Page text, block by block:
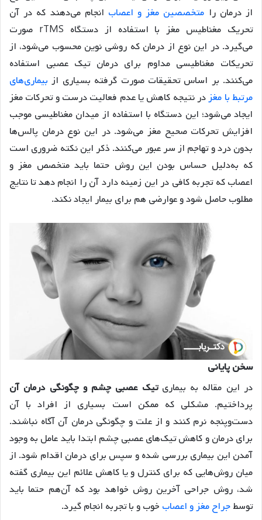
از درمان را متخصصین مغز و اعصاب انجام می‌دهند که در آن
تحریک مغناطیس مغز با استفاده از دستگاه rTMS صورت
می‌گیرد. در این نوع از درمان که روشی نوین محسوب می‌شود، از
تحریکات مغناطیسی مداوم برای درمان تیک عصبی استفاده
می‌کنند. بر اساس تحقیقات صورت گرفته بسیاری از بیماری‌های
مرتبط با مغزدر نتیجه کاهش یا عدم فعالیت درست و تحرکات مغز
ایجاد می‌شود؛ این دستگاه با استفاده از میدان مغناطیسی موجب
افزایش تحرکات صحیح مغز می‌شود. در این نوع درمان پالس‌ها
بدون درد و تهاجم از سر عبور می‌کنند. ذکر این نکته ضروری است
که به‌دلیل حساس بودن این روش حتما باید متخصص مغز و
اعصاب که تجربه کافی در این زمینه دارد آن را انجام دهد تا نتایج
مطلوب حاصل شود و عوارضی هم برای بیمار ایجاد نکند.
سخن پایانی
در این مقاله به بیماریتیک عصبی چشم و چگونگی درمان آن
پرداختیم. مشکلی که ممکن است بسیاری از افراد با آن
دست‌وپنجه نرم کنند و از علت و چگونگی درمان آن آگاه نباشند.
برای درمان و کاهش تیک‌های عصبی چشم ابتدا باید عامل به وجود
آمدن این بیماری بررسی شده و سپس برای درمان اقدام شود. از
میان روش‌هایی که برای کنترل و یا کاهش علائم این بیماری گفته
شد، روش جراحی آخرین روش خواهد بود که آن‌هم حتما باید
توسطجراح مغز و اعصاب خوب و با تجربه انجام گیرد.